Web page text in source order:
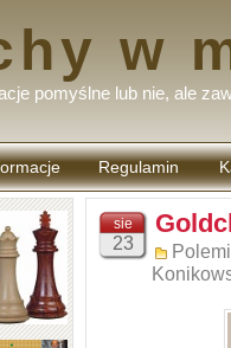
w
pomyślne lub nie, ale
Regulamin
komentarzy
sie
23